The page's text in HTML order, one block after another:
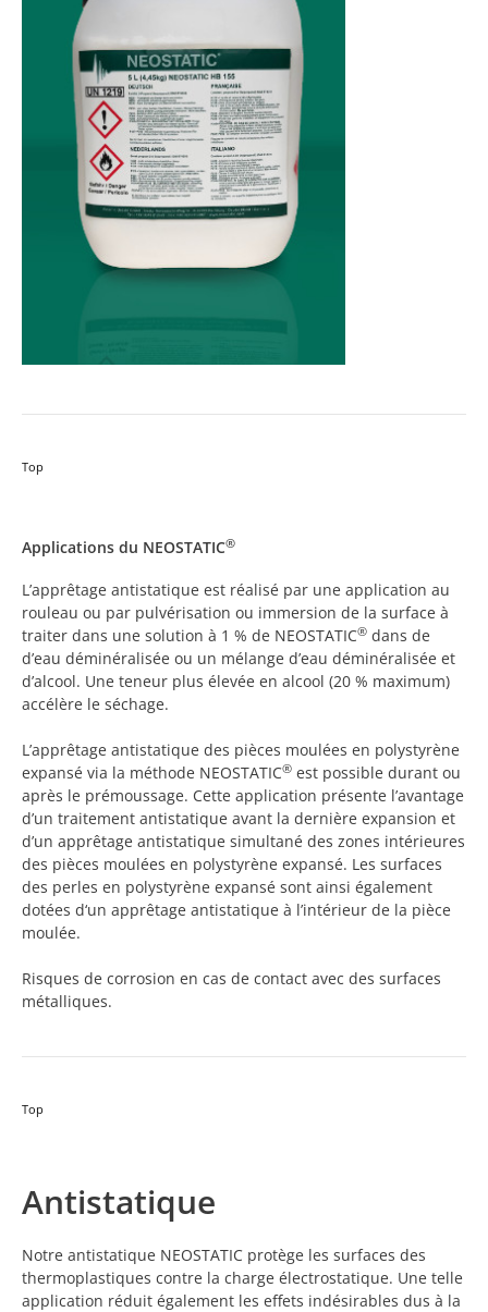
Top
Applications du NEOSTATIC®
L’apprêtage antistatique est réalisé par une application au
rouleau ou par pulvérisation ou immersion de la surface à
traiter dans une solution à 1 % de NEOSTATIC® dans de
d’eau déminéralisée ou un mélange d’eau déminéralisée et
d’alcool. Une teneur plus élevée en alcool (20 % maximum)
accélère le séchage.
L’apprêtage antistatique des pièces moulées en polystyrène
expansé via la méthode NEOSTATIC® est possible durant ou
après le prémoussage. Cette application présente l’avantage
d’un traitement antistatique avant la dernière expansion et
d’un apprêtage antistatique simultané des zones intérieures
des pièces moulées en polystyrène expansé. Les surfaces
des perles en polystyrène expansé sont ainsi également
dotées d‘un apprêtage antistatique à l’intérieur de la pièce
moulée.
Risques de corrosion en cas de contact avec des surfaces
métalliques.
Top
Antistatique
Notre antistatique NEOSTATIC protège les surfaces des
thermoplastiques contre la charge électrostatique. Une telle
application réduit également les effets indésirables dus à la